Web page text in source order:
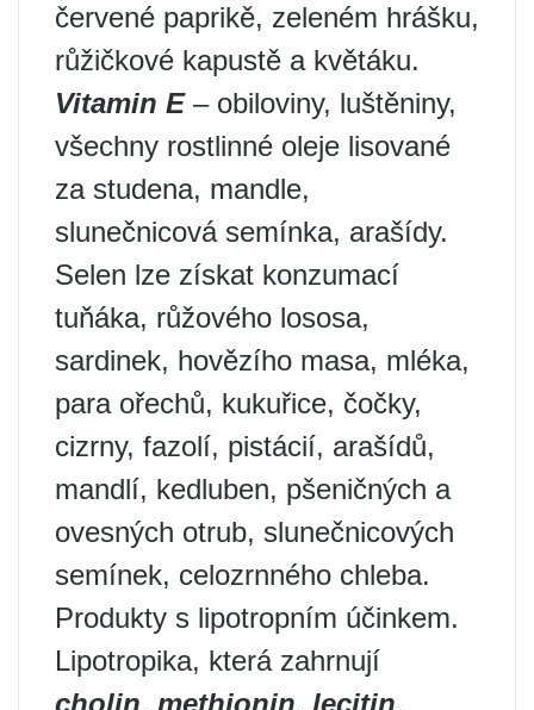
červené paprikě, zeleném hrášku,
růžičkové kapustě a květáku.
Vitamin E– obiloviny, luštěniny,
všechny rostlinné oleje lisované
za studena, mandle,
slunečnicová semínka, arašídy.
Selen lze získat konzumací
tuňáka, růžového lososa,
sardinek, hovězího masa, mléka,
para ořechů, kukuřice, čočky,
cizrny, fazolí, pistácií, arašídů,
mandlí, kedluben, pšeničných a
ovesných otrub, slunečnicových
semínek, celozrnného chleba.
Produkty s lipotropním účinkem.
Lipotropika, která zahrnují
cholin, methionin, lecitin,